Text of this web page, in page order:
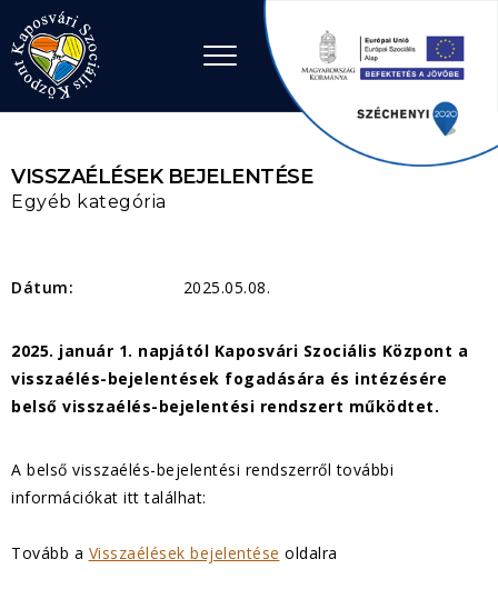
Ugrás a tartalomhoz
VISSZAÉLÉSEK BEJELENTÉSE
Egyéb kategória
Dátum: 2025.05.08.
2025. január 1. napjától Kaposvári Szociális Központ a
visszaélés-bejelentések fogadására és intézésére
belső visszaélés-bejelentési rendszert működtet.
A belső visszaélés-bejelentési rendszerről további
információkat itt találhat:
Tovább a Visszaélések bejelentése oldalra